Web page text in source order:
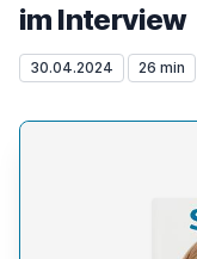
im Interview
30.04.2024 26 min